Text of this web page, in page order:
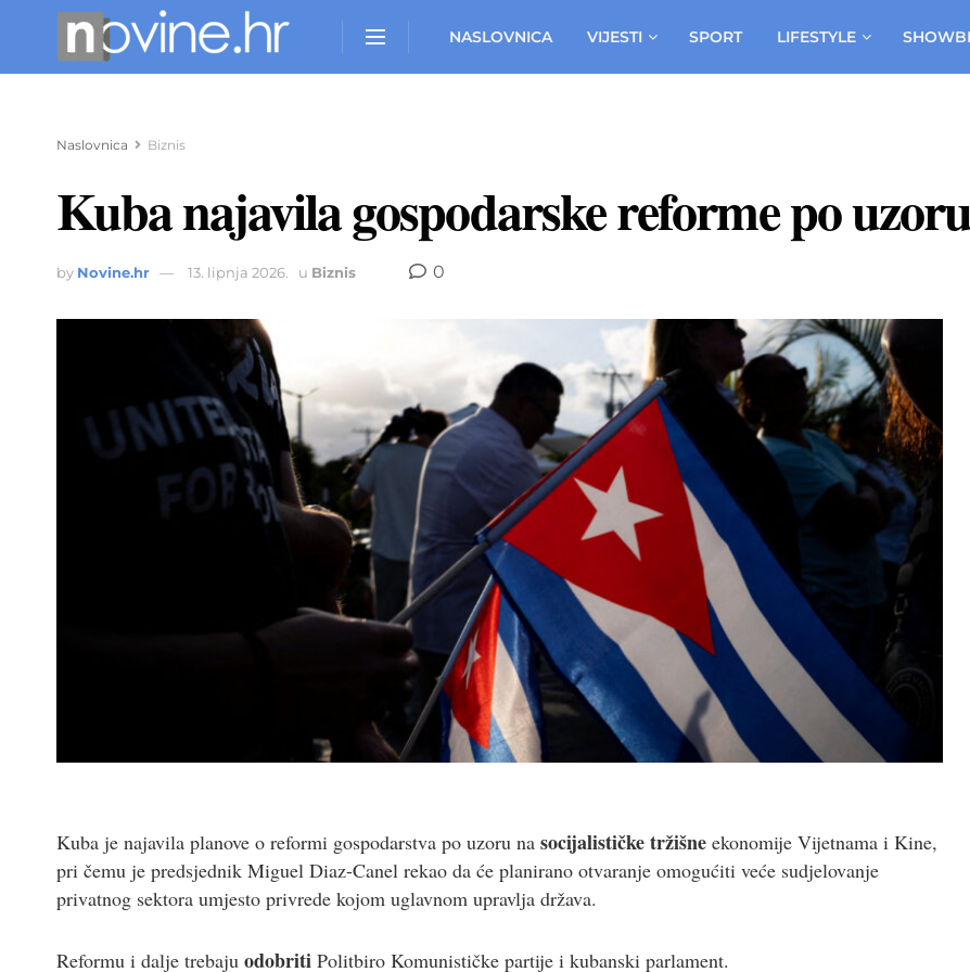
NASLOVNICA VIJESTI SPORT LIFESTYLE
Naslovnica Biznis
Kuba najavila gospodarske reforme po
by Novine.hr 13. lipnja 2026. u Biznis 0
Kuba je najavila planove o reformi gospodarstva po uzoru na socijalističke tržišne ekonomije Vijetnama i Kine,
pri čemu je predsjednik Miguel Diaz-Canel rekao da će planirano otvaranje omogućiti veće sudjelovanje
privatnog sektora umjesto privrede kojom uglavnom upravlja država.
Reformu i dalje trebaju odobriti Politbiro Komunističke partije i kubanski parlament.